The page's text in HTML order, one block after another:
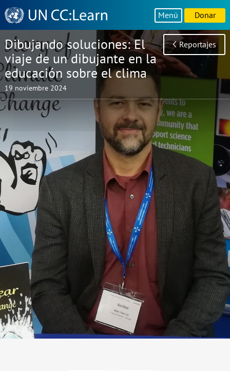
Knowledge
Sharing
Platform
Menú Donar
Dibujando soluciones: El
viaje de un dibujante en la
educación sobre el clima
19 noviembre 2024
Reportajes